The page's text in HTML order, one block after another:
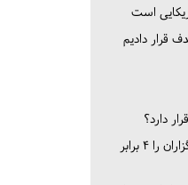
است
قرار دادیم
دارد؟
امام جماعت این مسجد در ۳ سال، نمازگزاران را ۴ برابر